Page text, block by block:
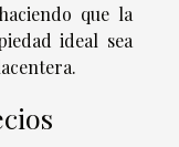
que la
ideal sea